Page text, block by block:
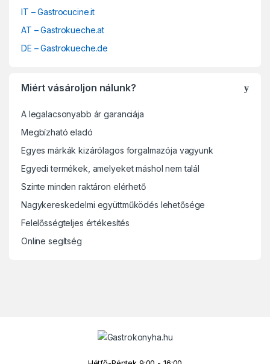
IT – Gastrocucine.it
AT – Gastrokueche.at
DE – Gastrokueche.de
Miért vásároljon nálunk?
A legalacsonyabb ár garanciája
Megbízható eladó
Egyes márkák kizárólagos forgalmazója vagyunk
Egyedi termékek, amelyeket máshol nem talál
Szinte minden raktáron elérhető
Nagykereskedelmi együttműködés lehetősége
Felelősségteljes értékesítés
Online segítség